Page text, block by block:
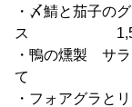
・〆鯖と茄子の
ス
・鴨の燻製 サ
て
・フォアグラと